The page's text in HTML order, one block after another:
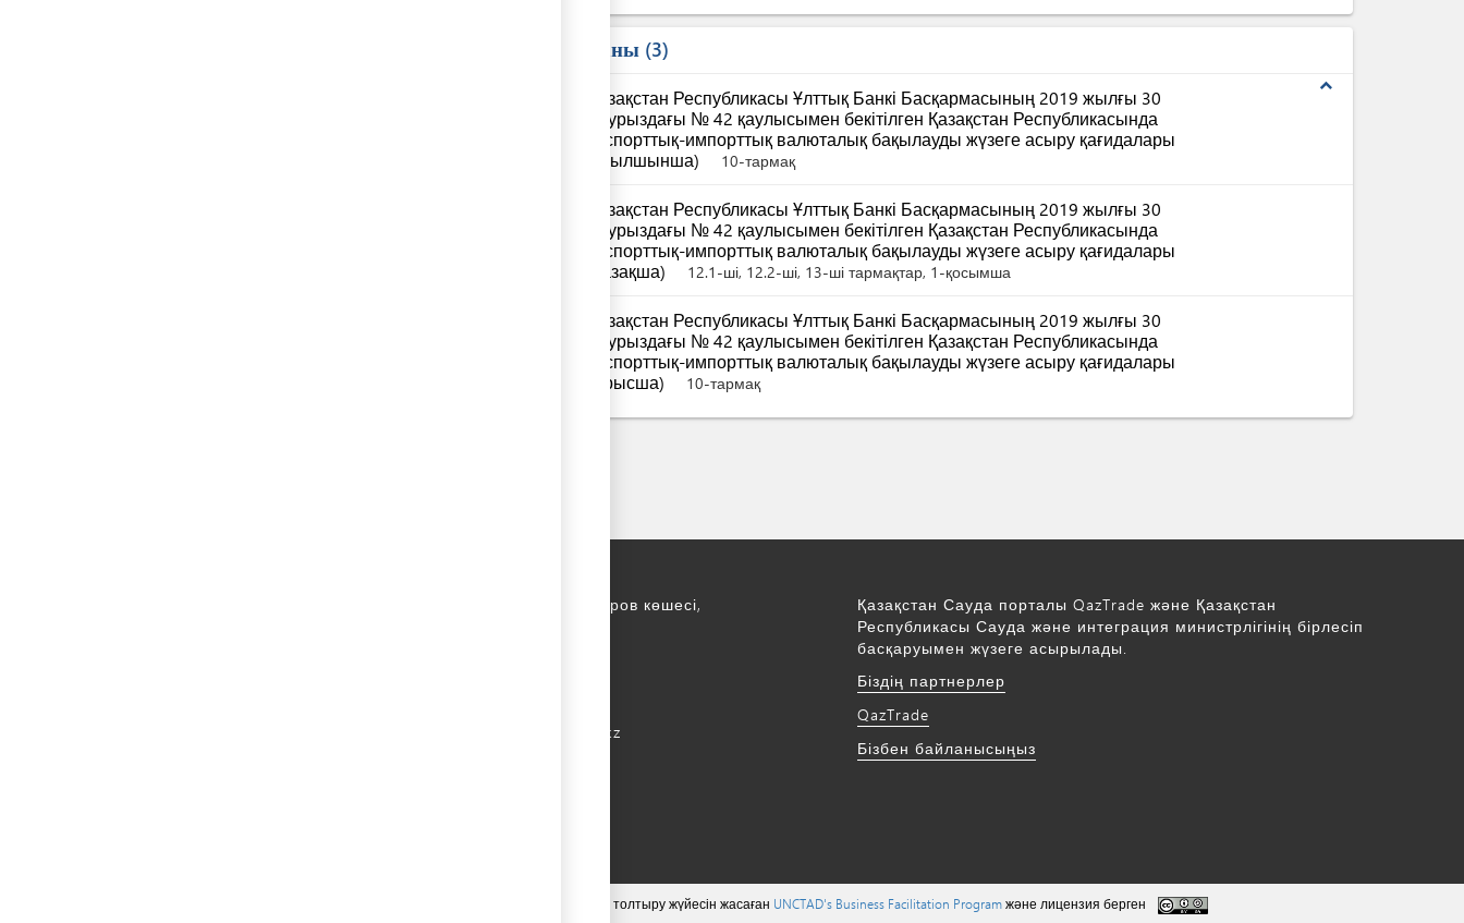
Заң саны 3
expand_less
Қазақстан Республикасы Ұлттық Банкі Басқармасының 2019 жылғы 30
наурыздағы № 42 қаулысымен бекітілген Қазақстан Республикасында
экспорттық-импорттық валюталық бақылауды жүзеге асыру қағидалары
(ағылшынша)
10-тармақ
Қазақстан Республикасы Ұлттық Банкі Басқармасының 2019 жылғы 30
наурыздағы № 42 қаулысымен бекітілген Қазақстан Республикасында
экспорттық-импорттық валюталық бақылауды жүзеге асыру қағидалары
(қазақша)
12.1-ші, 12.2-ші, 13-ші тармақтар, 1-қосымша
Қазақстан Республикасы Ұлттық Банкі Басқармасының 2019 жылғы 30
наурыздағы № 42 қаулысымен бекітілген Қазақстан Республикасында
экспорттық-импорттық валюталық бақылауды жүзеге асыру қағидалары
(орысша)
10-тармақ
Астана қ., С. Асфендияров көшесі,
kense@qaztrade.org.kz
Қазақстан Сауда порталы QazTrade және Қазақстан
Республикасы Сауда және интеграция министрлігінің бірлесіп
басқаруымен жүзеге асырылады.
Біздің партнерлер
QazTrade
Бізбен байланысыңыз
Өнімнің авторлық құқығы eRegulations тиесілі ©, мазмұнын толтыру жүйесін жасаған UNCTAD's Business Facilitation Programжәне лицензия берген